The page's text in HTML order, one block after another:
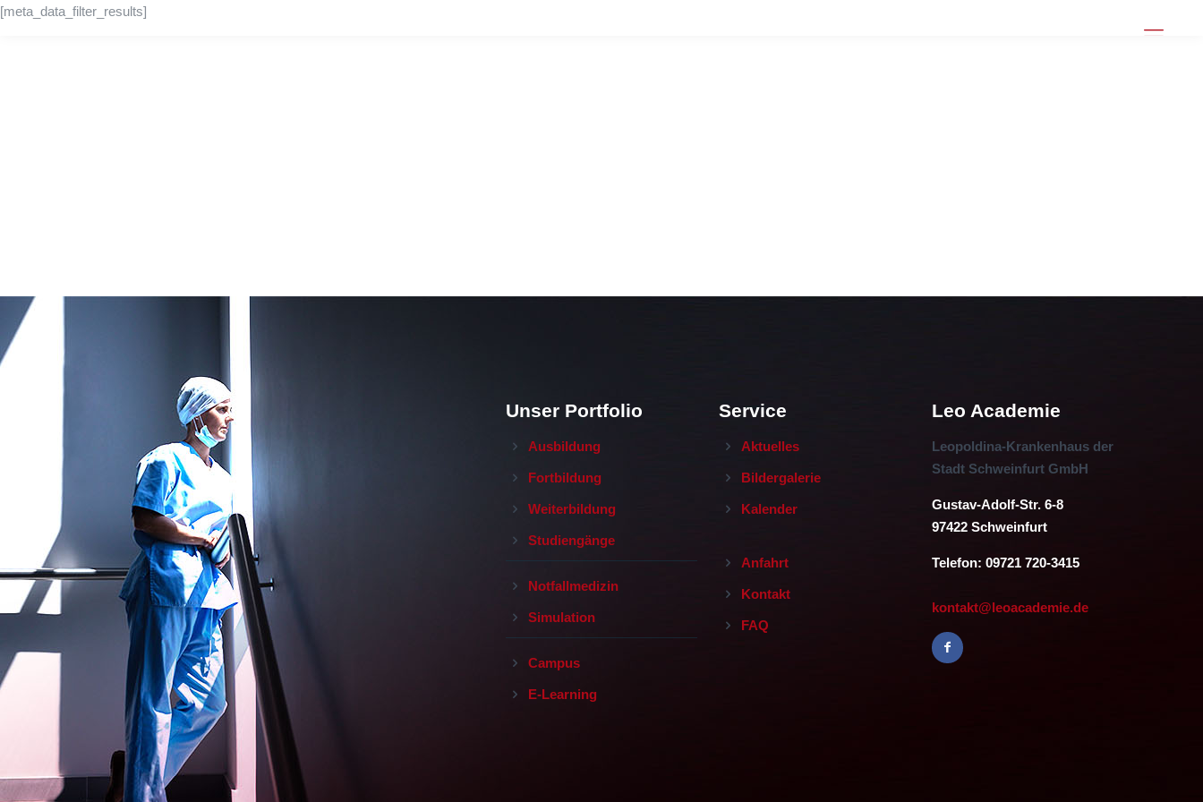
[meta_data_filter_results]
Unser Portfolio
Ausbildung
Fortbildung
Weiterbildung
Studiengänge
Notfallmedizin
Simulation
Campus
E-Learning
Service
Aktuelles
Bildergalerie
Kalender
Anfahrt
Kontakt
FAQ
Leo Academie
Leopoldina-Krankenhaus der
Stadt Schweinfurt GmbH
Gustav-Adolf-Str. 6-8
97422 Schweinfurt
Telefon: 09721 720-3415
kontakt@leoacademie.de